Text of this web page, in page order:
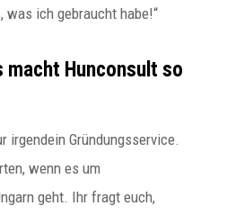
was ich gebraucht habe!“
macht Hunconsult so
irgendein Gründungsservice.
wenn es um
geht. Ihr fragt euch,